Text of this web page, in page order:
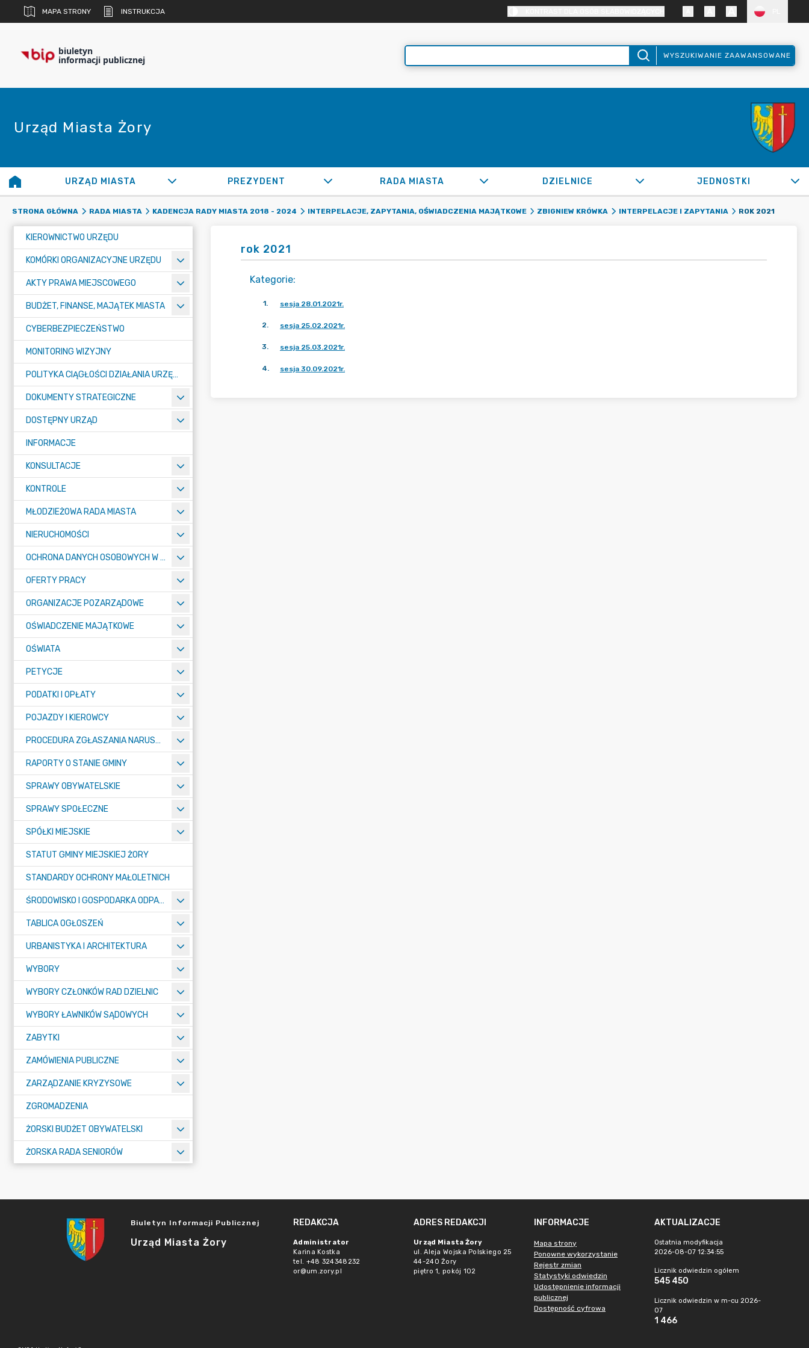
MAPA STRONY INSTRUKCJA
biuletyn
informacji publicznej WYSZUKIWANIE ZAAWANSOWANE
Urząd Miasta Żory
URZĄD MIASTA PREZYDENT RADA MIASTA DZIELNICE JEDNOSTKI
STRONA GŁÓWNA RADA MIASTA KADENCJA RADY MIASTA 2018 - 2024 INTERPELACJE, ZAPYTANIA, OŚWIADCZENIA MAJĄTKOWE ZBIGNIEW KRÓWKA INTERPELACJE I ZAPYTANIA ROK 2021
KIEROWNICTWO URZĘDU
KOMÓRKI ORGANIZACYJNE URZĘDU
AKTY PRAWA MIEJSCOWEGO
BUDŻET, FINANSE, MAJĄTEK MIASTA
CYBERBEZPIECZEŃSTWO
MONITORING WIZYJNY
POLITYKA CIĄGŁOŚCI DZIAŁANIA URZĘDU MIASTA ŻORY
DOKUMENTY STRATEGICZNE
DOSTĘPNY URZĄD
INFORMACJE
KONSULTACJE
KONTROLE
MŁODZIEŻOWA RADA MIASTA
NIERUCHOMOŚCI
OCHRONA DANYCH OSOBOWYCH W URZĘDZIE MIASTA ŻORY - RODO
OFERTY PRACY
ORGANIZACJE POZARZĄDOWE
OŚWIADCZENIE MAJĄTKOWE
OŚWIATA
PETYCJE
PODATKI I OPŁATY
POJAZDY I KIEROWCY
PROCEDURA ZGŁASZANIA NARUSZEŃ PRAWA
RAPORTY O STANIE GMINY
SPRAWY OBYWATELSKIE
SPRAWY SPOŁECZNE
SPÓŁKI MIEJSKIE
STATUT GMINY MIEJSKIEJ ŻORY
STANDARDY OCHRONY MAŁOLETNICH
ŚRODOWISKO I GOSPODARKA ODPADAMI
TABLICA OGŁOSZEŃ
URBANISTYKA I ARCHITEKTURA
WYBORY
WYBORY CZŁONKÓW RAD DZIELNIC
WYBORY ŁAWNIKÓW SĄDOWYCH
ZABYTKI
ZAMÓWIENIA PUBLICZNE
ZARZĄDZANIE KRYZYSOWE
ZGROMADZENIA
ŻORSKI BUDŻET OBYWATELSKI
ŻORSKA RADA SENIORÓW
rok 2021
Kategorie:
1. sesja 28.01.2021r.
2. sesja 25.02.2021r.
3. sesja 25.03.2021r.
4. sesja 30.09.2021r.
Biuletyn Informacji Publicznej
Urząd Miasta Żory
REDAKCJA
Administrator
Karina Kostka
tel. +48 324348232
or@um.zory.pl
ADRES REDAKCJI
Urząd Miasta Żory
ul. Aleja Wojska Polskiego 25
44-240 Żory
piętro 1, pokój 102
INFORMACJE
Mapa strony
Ponowne wykorzystanie
Rejestr zmian
Statystyki odwiedzin
Udostępnienie informacji
publicznej
Dostępność cyfrowa
AKTUALIZACJE
Ostatnia modyfikacja
2026-08-07 12:34:55
Licznik odwiedzin ogółem
545 450
Licznik odwiedzin w m-cu 2026-
07
1 466